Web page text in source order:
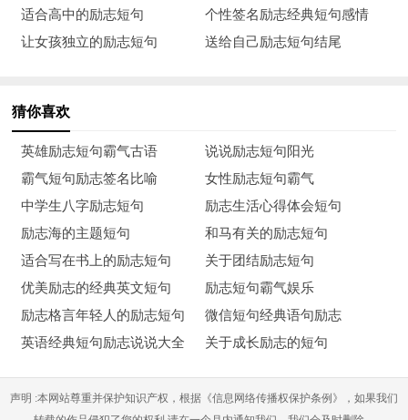
败带来的消极情绪，从而不断提高自己。
9、约束自己，常常变换角度，站在对方的立场思考，以责
错，缓一缓让一让，不咄咄逼人。
10、人生的路，就是没人会真正因为一段过往，而永远无法
释怀，人都有自愈能力，心灵的伤口如同肌肉伤口，没有什么特
效药，需要时间慢慢复原。但如果你自己折磨自己，伤口处理不
当，又怎么能完好如初呢?放过自己，翻过生命日记中这沉重的
一页。过几年你再去读，是完全不一样的感觉，好好珍惜现在我
们在一起的时光。
11、再多的不幸，都是曾经，都会过去，一如窗外的雨，淋
过，湿过，走了，远了。曾经的美好，留于心底，曾经的悲伤，
置于脑后，不恋，不恨。过去终是过去，那人，那事，那情，任
你留恋，都是云烟。
适合高中的励志短句
个性签名励志经典短句感情
让女孩独立的励志短句
送给自己励志短句结尾
猜你喜欢
英雄励志短句霸气古语
说说励志短句阳光
霸气短句励志签名比喻
女性励志短句霸气
中学生八字励志短句
励志生活心得体会短句
励志海的主题短句
和马有关的励志短句
适合写在书上的励志短句
关于团结励志短句
优美励志的经典英文短句
励志短句霸气娱乐
励志格言年轻人的励志短句
微信短句经典语句励志
英语经典短句励志说说大全
关于成长励志的短句
声明 :本网站尊重并保护知识产权，根据《信息网络传播权保护条例》，如果我们